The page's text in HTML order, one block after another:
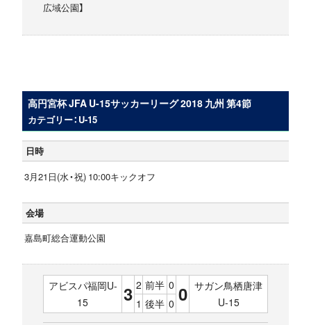
広域公園】
高円宮杯 JFA U-15サッカーリーグ 2018 九州 第4節
カテゴリー：U-15
日時
3月21日(水・祝) 10:00キックオフ
会場
嘉島町総合運動公園
アビスパ福岡U-
15
3 2 前半 0 0 サガン鳥栖唐津
U-15
1 後半 0